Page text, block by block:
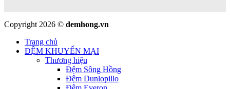
Copyright 2026 © demhong.vn
Trang chủ
ĐỆM KHUYẾN MẠI
Thương hiệu
Đệm Sông Hồng
Đệm Dunlopillo